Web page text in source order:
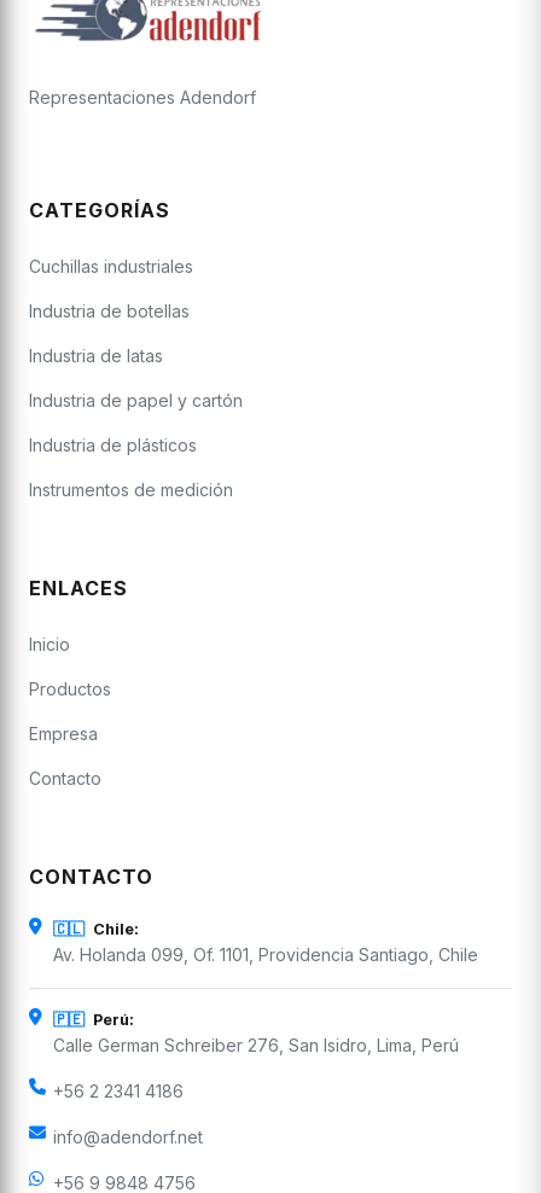
Representaciones Adendorf
CATEGORÍAS
Cuchillas industriales
Industria de botellas
Industria de latas
Industria de papel y cartón
Industria de plásticos
Instrumentos de medición
ENLACES
Inicio
Productos
Empresa
Contacto
CONTACTO
🇨🇱 Chile:
Av. Holanda 099, Of. 1101, Providencia Santiago, Chile
🇵🇪 Perú:
Calle German Schreiber 276, San Isidro, Lima, Perú
+56 2 2341 4186
info@adendorf.net
+56 9 9848 4756